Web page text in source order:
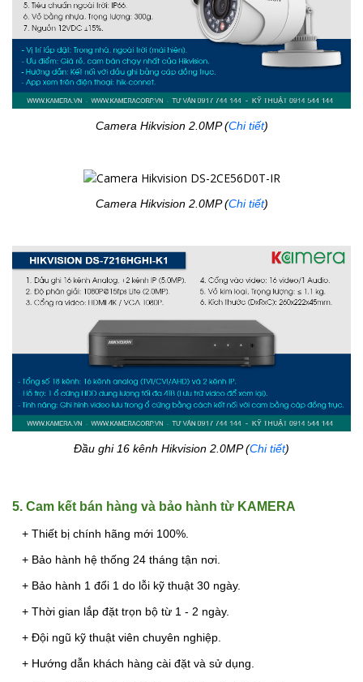
Camera Hikvision 2.0MP (Chi tiết)
Camera Hikvision 2.0MP (Chi tiết)
Đầu ghi 16 kênh Hikvision 2.0MP (Chi tiết)
5. Cam kết bán hàng và bảo hành từ KAMERA
+ Thiết bị chính hãng mới 100%.
+ Bảo hành hệ thống 24 tháng tận nơi.
+ Bảo hành 1 đổi 1 do lỗi kỹ thuật 30 ngày.
+ Thời gian lắp đặt trọn bộ từ 1 - 2 ngày.
+ Đội ngũ kỹ thuật viên chuyên nghiệp.
+ Hướng dẫn khách hàng cài đặt và sử dụng.